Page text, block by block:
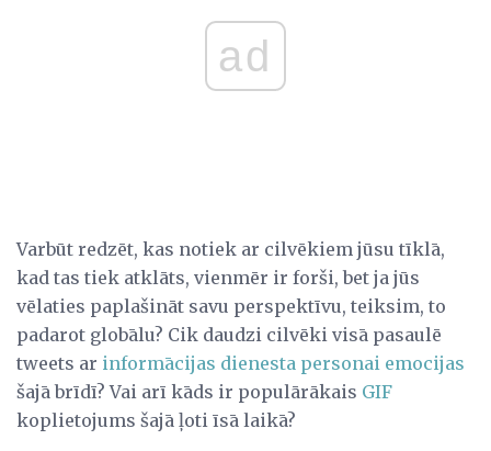
ad
Varbūt redzēt, kas notiek ar cilvēkiem jūsu tīklā,
kad tas tiek atklāts, vienmēr ir forši, bet ja jūs
vēlaties paplašināt savu perspektīvu, teiksim, to
padarot globālu? Cik daudzi cilvēki visā pasaulē
tweets ar informācijas dienesta personai emocijas
šajā brīdī? Vai arī kāds ir populārākais GIF
koplietojums šajā ļoti īsā laikā?